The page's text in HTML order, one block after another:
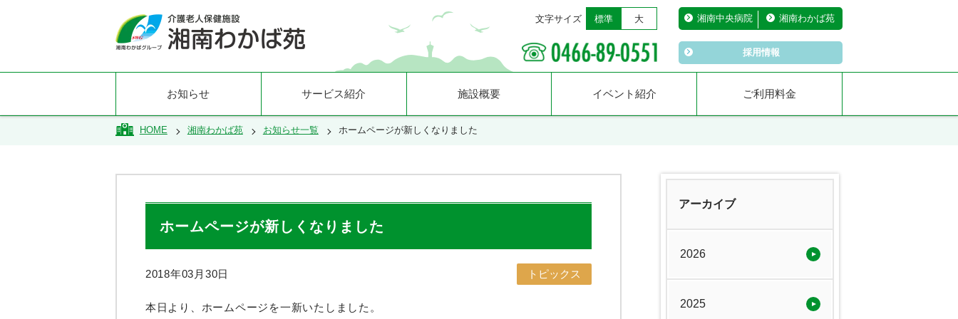
文字サイズ 標準 大 湘南中央病院 湘南わかば苑
採用情報
お知らせ サービス紹介 施設概要 イベント紹介 ご利用料金
HOME 湘南わかば苑 お知らせ一覧 ホームページが新しくなりました
ホームページが新しくなりました
2018年03月30日 トピックス
本日より、ホームページを一新いたしました。
アーカイブ
2026
2025